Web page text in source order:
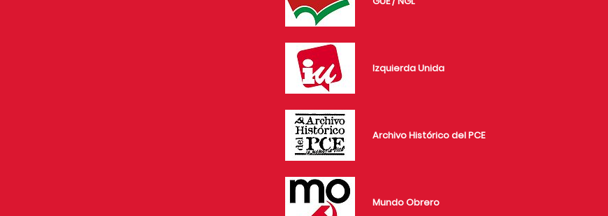
Izquierda Unida
Archivo Histórico del PCE
Mundo Obrero